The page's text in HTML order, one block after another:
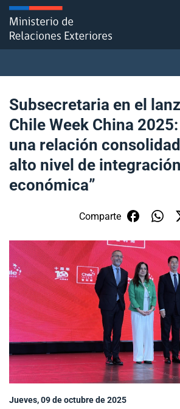
Click acá para ir directamente al contenido
Ministerio
Política Exterior
Embajadas y consulados
Servicios ciudadanos
Subsecretaría de Relaciones
Internacionales
Sala de prensa
modo claro
Subsecretaria en el
Chile Week China
una relación
alto nivel de integración
económica”
Comparte
Jueves, 09 de octubre de 2025